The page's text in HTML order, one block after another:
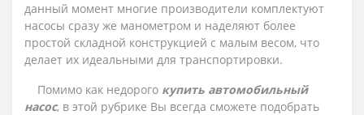
данный момент многие производители комплектуют
насосы сразу же манометром и наделяют более
простой складной конструкцией с малым весом, что
делает их идеальными для транспортировки.
Помимо как недорого купить автомобильный
насос, в этой рубрике Вы всегда сможете подобрать